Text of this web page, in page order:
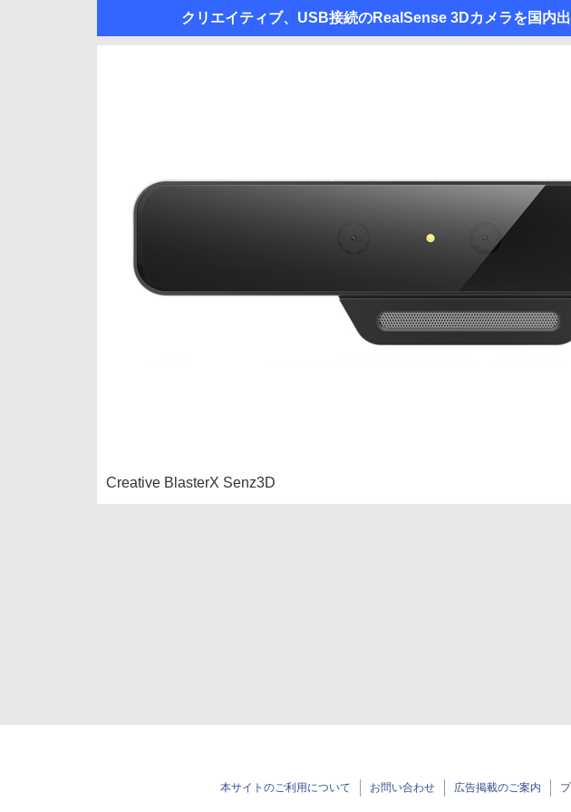
クリエイティブ、USB接続のRealSense 3Dカメラを国内
Creative BlasterX Senz3D
本サイトのご利用について お問い合わせ 広告掲載のご案内